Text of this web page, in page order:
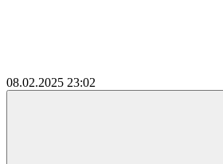
08.02.2025 23:02